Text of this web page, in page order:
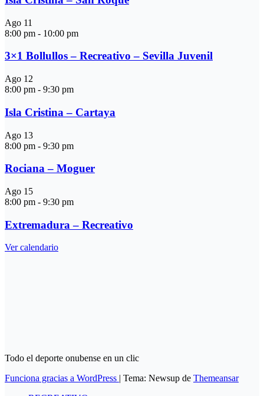
Ago 11
8:00 pm - 10:00 pm
3×1 Bollullos – Recreativo – Sevilla Juvenil
Ago 12
8:00 pm - 9:30 pm
Isla Cristina – Cartaya
Ago 13
8:00 pm - 9:30 pm
Rociana – Moguer
Ago 15
8:00 pm - 9:30 pm
Extremadura – Recreativo
Ver calendario
Todo el deporte onubense en un clic
Funciona gracias a WordPress | Tema: Newsup de Themeansar